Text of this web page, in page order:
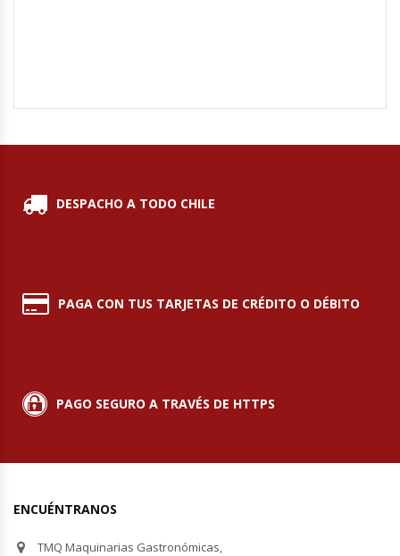
Hornos Turbos / Convectores
Laminadora De Masas
Lavavajillas
Mesones De Trabajo
DESPACHO A TODO CHILE
PAGA CON TUS TARJETAS DE CRÉDITO O DÉBITO
PAGO SEGURO A TRAVÉS DE HTTPS
ENCUÉNTRANOS
TMQ Maquinarias Gastronómicas,